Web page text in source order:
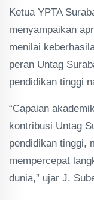
Ketua YPTA
menyampaikan
menilai
peran Untag
pendidikan tinggi
“Capaian
kontribusi Untag
pendidikan tinggi,
mempercepat
dunia,” ujar J.